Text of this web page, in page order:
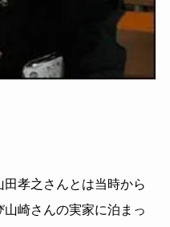
孝之さんとは当時から
崎さんの実家に泊まっ